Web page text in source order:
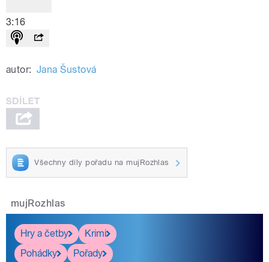
3:16
autor: Jana Šustová
Všechny díly pořadu na mujRozhlas
mujRozhlas
Hry a četby
Krimi
Pohádky
Pořady